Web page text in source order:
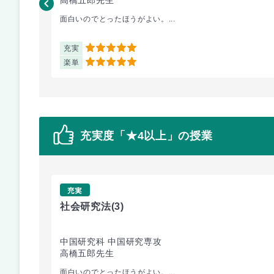
面白いのでとったほうがよい。...
充実 5
楽単 5
充実度「★4以上」の授業
充実
社会研究法(3)
中国研究科 中国研究専攻
高橋五郎先生
面白いのでとったほうがよい。...